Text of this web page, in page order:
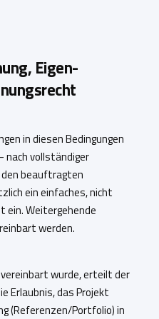
Eigen­
in diesen Bedingungen
nach vollständiger
beauftragten
ein einfaches, nicht
ein. Weitergehende
werden.
wurde, erteilt der
Erlaubnis, das Projekt
(Referenzen/Portfolio) in